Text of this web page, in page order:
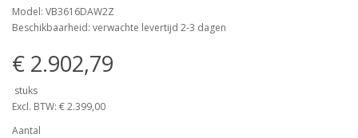
Model: VB3616DAW2Z
Beschikbaarheid: verwachte levertijd 2-3 dagen
€ 2.902,79
stuks
Excl. BTW: € 2.399,00
Aantal